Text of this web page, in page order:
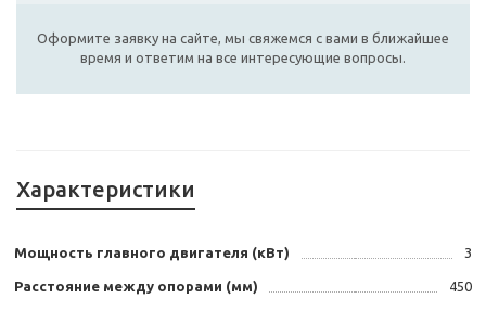
Оформите заявку на сайте, мы свяжемся с вами в ближайшее
время и ответим на все интересующие вопросы.
Характеристики
Мощность главного двигателя (кВт) 3
Расстояние между опорами (мм) 450